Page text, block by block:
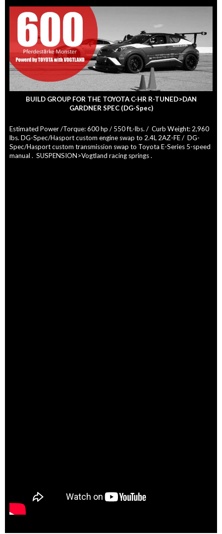
BUILD GROUP FOR THE TOYOTA C-HR R-TUNED>DAN
GARDNER SPEC (DG-Spec)
Estimated Power /Torque: 600 hp / 550 ft.-lbs. / Curb Weight: 2,960
lbs. DG-Spec/Hasport custom engine swap to 2.4L 2AZ-FE / DG-
Spec/Hasport custom transmission swap to Toyota E-Series 5-speed
manual . SUSPENSION>Vogtland racing springs .